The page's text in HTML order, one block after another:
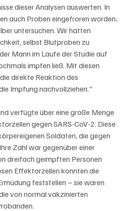
dieser Analysen auswerten. In
auch Proben eingefroren worden;
untersuchen. Wir hatten
selbst Blutproben zu
Mann im Laufe der Studie auf
impfen ließ. Mit diesen
direkte Reaktion des
Impfung nachvollziehen."
verfügte über eine große Menge
gegen SARS-CoV-2. Diese
Soldaten, die gegen
Zahl war gegenüber einer
dreifach geimpften Personen
Effektorzellen konnten die
feststellen – sie waren
von normal vakzinierten